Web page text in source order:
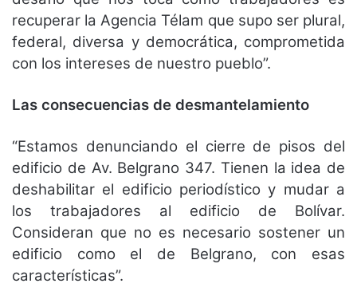
recuperar la Agencia Télam que supo ser plural,
federal, diversa y democrática, comprometida
con los intereses de nuestro pueblo”.
Las consecuencias de desmantelamiento
“Estamos denunciando el cierre de pisos del
edificio de Av. Belgrano 347. Tienen la idea de
deshabilitar el edificio periodístico y mudar a
los trabajadores al edificio de Bolívar.
Consideran que no es necesario sostener un
edificio como el de Belgrano, con esas
características”.